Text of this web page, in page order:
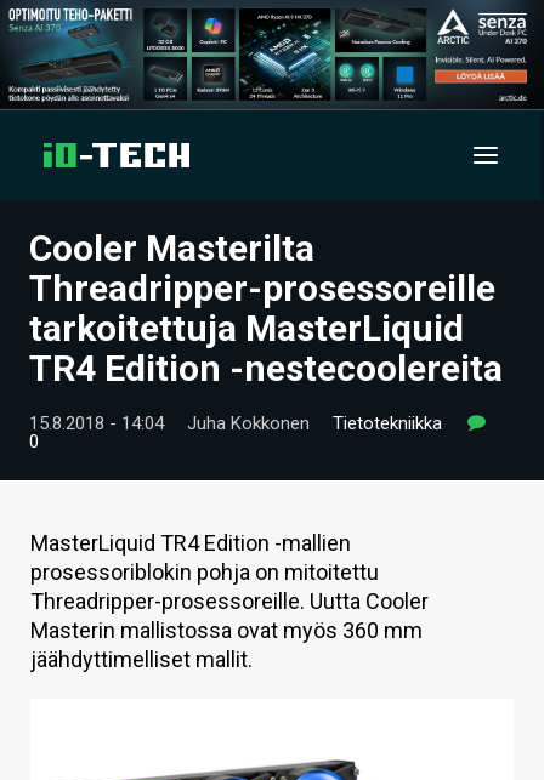
UUTISET
ARTIKKELIT
VIDEOT
TECHBBS
KAUPPA
VAIHDA TEEMA
Cooler Masterilta
Threadripper-prosessoreille
tarkoitettuja MasterLiquid
TR4 Edition -nestecoolereita
15.8.2018 - 14:04 Juha Kokkonen
Tietotekniikka
0
MasterLiquid TR4 Edition -mallien
prosessoriblokin pohja on mitoitettu
Threadripper-prosessoreille. Uutta Cooler
Masterin mallistossa ovat myös 360 mm
jäähdyttimelliset mallit.